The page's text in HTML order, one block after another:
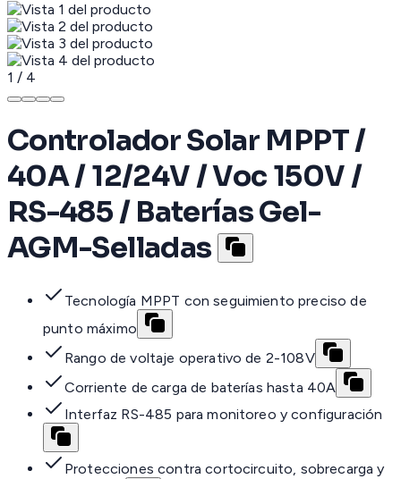
1 / 4
Controlador Solar MPPT /
40A / 12/24V / Voc 150V /
RS-485 / Baterías Gel-
AGM-Selladas
Tecnología MPPT con seguimiento preciso de
punto máximo
Rango de voltaje operativo de 2-108V
Corriente de carga de baterías hasta 40A
Interfaz RS-485 para monitoreo y configuración
Protecciones contra cortocircuito, sobrecarga y